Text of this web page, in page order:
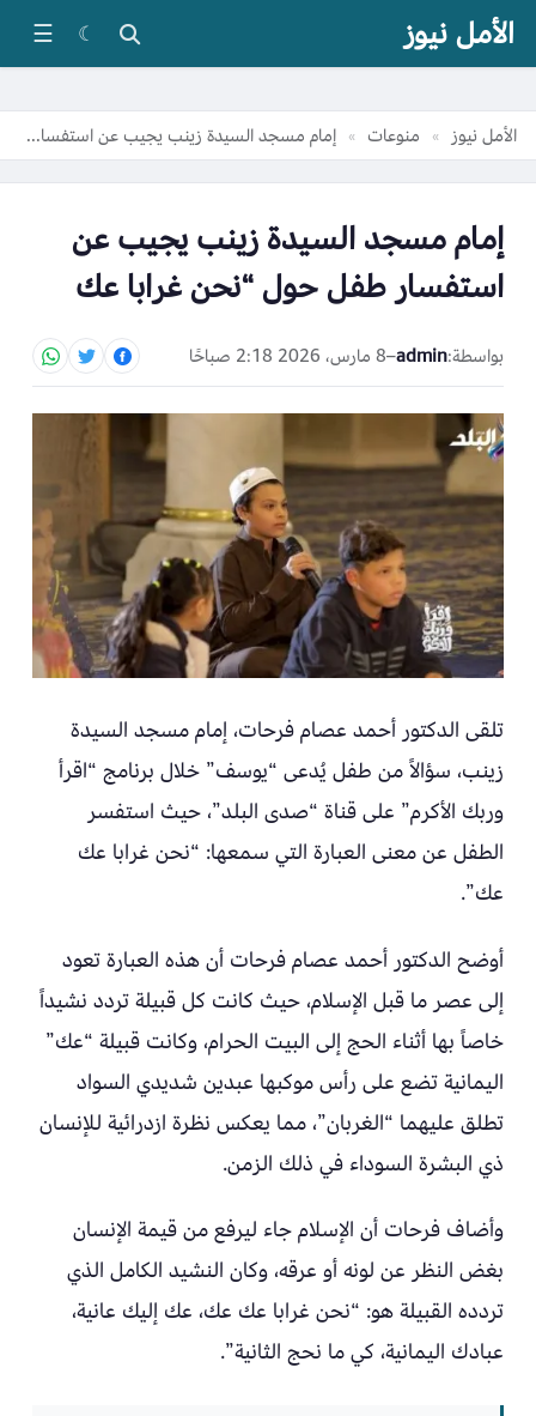
الأمل نيوز ☾
☰
الأمل نيوز » منوعات » إمام مسجد السيدة زينب يجيب عن استفسار طفل حول “نحن غرابا عك
إمام مسجد السيدة زينب يجيب عن
استفسار طفل حول “نحن غرابا عك
بواسطة:admin
–8 مارس، 2026 2:18 صباحًا
تلقى الدكتور أحمد عصام فرحات، إمام مسجد السيدة
زينب، سؤالاً من طفل يُدعى “يوسف” خلال برنامج “اقرأ
وربك الأكرم” على قناة “صدى البلد”، حيث استفسر
الطفل عن معنى العبارة التي سمعها: “نحن غرابا عك
عك”.
أوضح الدكتور أحمد عصام فرحات أن هذه العبارة تعود
إلى عصر ما قبل الإسلام، حيث كانت كل قبيلة تردد نشيداً
خاصاً بها أثناء الحج إلى البيت الحرام، وكانت قبيلة “عك”
اليمانية تضع على رأس موكبها عبدين شديدي السواد
تطلق عليهما “الغربان”، مما يعكس نظرة ازدرائية للإنسان
ذي البشرة السوداء في ذلك الزمن.
وأضاف فرحات أن الإسلام جاء ليرفع من قيمة الإنسان
بغض النظر عن لونه أو عرقه، وكان النشيد الكامل الذي
تردده القبيلة هو: “نحن غرابا عك عك، عك إليك عانية،
عبادك اليمانية، كي ما نحج الثانية”.